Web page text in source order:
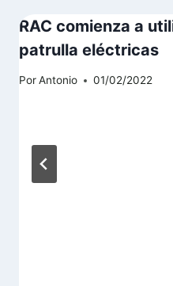
RAC comienza a
patrulla eléctricas
PorAntonio 01/02/2022